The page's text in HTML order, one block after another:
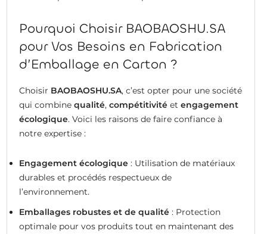
Pourquoi Choisir BAOBAOSHU.SA
pour Vos Besoins en Fabrication
d’Emballage en Carton ?
Choisir BAOBAOSHU.SA, c’est opter pour une société
qui combine qualité, compétitivitéet engagement
écologique. Voici les raisons de faire confiance à
notre expertise :
Engagement écologique: Utilisation de matériaux
durables et procédés respectueux de
l’environnement.
Emballages robustes et de qualité: Protection
optimale pour vos produits tout en maintenant des